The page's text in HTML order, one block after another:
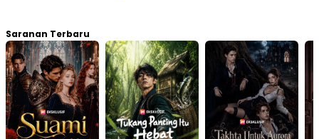
Saranan Terbaru